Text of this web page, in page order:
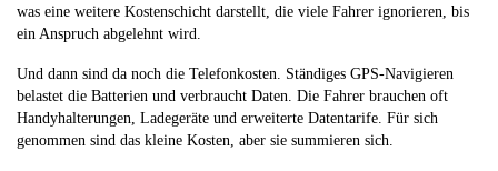
was eine weitere Kostenschicht darstellt, die viele Fahrer ignorieren, bis
ein Anspruch abgelehnt wird.
Und dann sind da noch die Telefonkosten. Ständiges GPS-Navigieren
belastet die Batterien und verbraucht Daten. Die Fahrer brauchen oft
Handyhalterungen, Ladegeräte und erweiterte Datentarife. Für sich
genommen sind das kleine Kosten, aber sie summieren sich.